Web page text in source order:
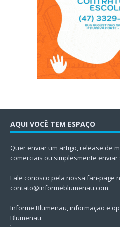
AQUI VOCÊ TEM ESPAÇO
Quer enviar um artigo, release de
comerciais ou simplesmente
Fale conosco pela nossa fan-page
contato@informeblumenau.com.
Informe Blumenau, informação e
Blumenau